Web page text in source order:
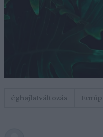
éghajlatváltozás